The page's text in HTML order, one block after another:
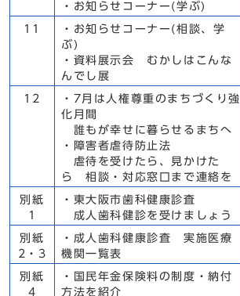
・お知らせコーナー(学ぶ)
11
・お知らせコーナー(相談、学
ぶ)
・資料展示会 むかしはこんな
んでし展
12
・7月は人権尊重のまちづくり強
化月間
誰もが幸せに暮らせるまちへ
・障害者虐待防止法
虐待を受けたら、見かけた
ら 相談・対応窓口まで連絡を
別紙
1
・東大阪市歯科健康診査
成人歯科健診を受けましょう
別紙
2・3
・成人歯科健康診査 実施医療
機関一覧表
別紙
4
・国民年金保険料の制度・納付
方法を紹介